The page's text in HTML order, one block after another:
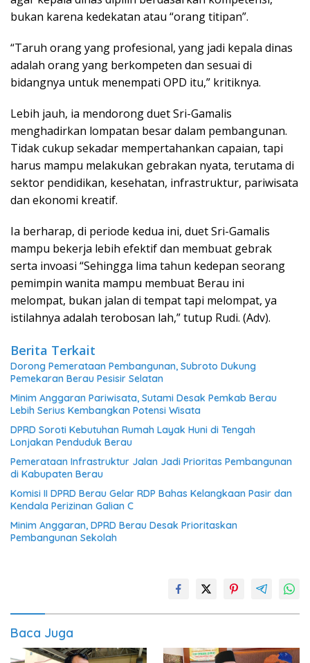
bukan karena kedekatan atau “orang titipan”.
“Taruh orang yang profesional, yang jadi kepala dinas
adalah orang yang berkompeten dan sesuai di
bidangnya untuk menempati OPD itu,” kritiknya.
Lebih jauh, ia mendorong duet Sri-Gamalis
menghadirkan lompatan besar dalam pembangunan.
Tidak cukup sekadar mempertahankan capaian, tapi
harus mampu melakukan gebrakan nyata, terutama di
sektor pendidikan, kesehatan, infrastruktur, pariwisata
dan ekonomi kreatif.
Ia berharap, di periode kedua ini, duet Sri-Gamalis
mampu bekerja lebih efektif dan membuat gebrak
serta invoasi “Sehingga lima tahun kedepan seorang
pemimpin wanita mampu membuat Berau ini
melompat, bukan jalan di tempat tapi melompat, ya
istilahnya adalah terobosan lah,” tutup Rudi. (Adv).
Berita Terkait
Dorong Pemerataan Pembangunan, Subroto Dukung
Pemekaran Berau Pesisir Selatan
Minim Anggaran Pariwisata, Sutami Desak Pemkab Berau
Lebih Serius Kembangkan Potensi Wisata
DPRD Soroti Kebutuhan Rumah Layak Huni di Tengah
Lonjakan Penduduk Berau
Pemerataan Infrastruktur Jalan Jadi Prioritas Pembangunan
di Kabupaten Berau
Komisi II DPRD Berau Gelar RDP Bahas Kelangkaan Pasir dan
Kendala Perizinan Galian C
Minim Anggaran, DPRD Berau Desak Prioritaskan
Pembangunan Sekolah
Baca Juga